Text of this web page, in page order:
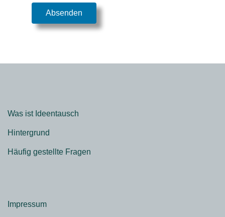
Absenden
Was ist Ideentausch
Hintergrund
Häufig gestellte Fragen
Impressum